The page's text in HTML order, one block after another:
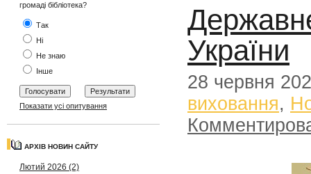
громаді бібліотека?
Так
Ні
Не знаю
Інше
Показати усі опитування
АРХІВ НОВИН САЙТУ
Лютий 2026 (2)
України
28 червня
виховання,